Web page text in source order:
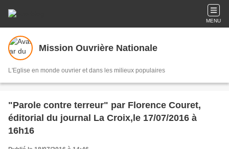
MENU
Mission Ouvrière Nationale
L'Eglise en monde ouvrier et dans les milieux populaires
"Parole contre terreur" par Florence Couret,
éditorial du journal La Croix,le 17/07/2016 à
16h16